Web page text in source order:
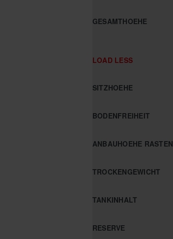
GESAMTHOEHE
LOAD LESS
SITZHOEHE
BODENFREIHEIT
ANBAUHOEHE RASTEN
TROCKENGEWICHT
TANKINHALT
RESERVE